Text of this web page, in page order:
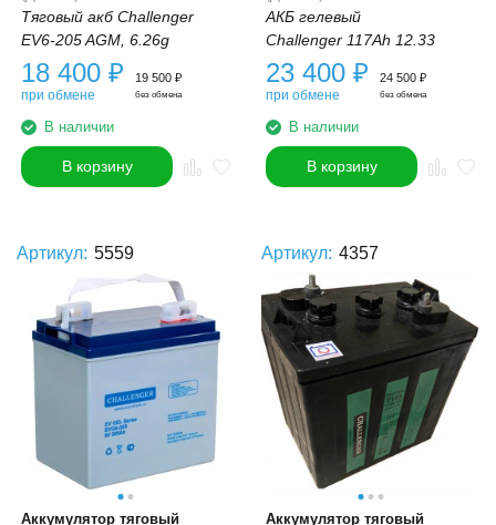
Тяговый акб Challenger
EV6-205 AGM, 6.26g
18 400 ₽
при обмене
19 500 ₽
без обмена
В наличии
В корзину
АКБ гелевый
Challenger 117Ah 12.33
23 400 ₽
при обмене
24 500 ₽
без обмена
В наличии
В корзину
Артикул: 5559
Аккумулятор тяговый
Артикул: 4357
Аккумулятор тяговый